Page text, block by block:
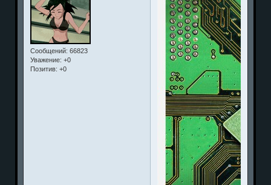
Сообщений: 66823
Уважение: +0
Позитив: +0